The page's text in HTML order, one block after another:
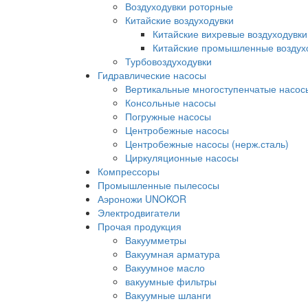
Воздуходувки роторные
Китайские воздуходувки
Китайские вихревые воздуходувки
Китайские промышленные
Турбовоздуходувки
Гидравлические насосы
Вертикальные многоступенчатые
Консольные насосы
Погружные насосы
Центробежные насосы
Центробежные насосы (нерж.сталь)
Циркуляционные насосы
Компрессоры
Промышленные пылесосы
Аэроножи UNOKOR
Электродвигатели
Прочая продукция
Вакуумметры
Вакуумная арматура
Вакуумное масло
вакуумные фильтры
Вакуумные шланги